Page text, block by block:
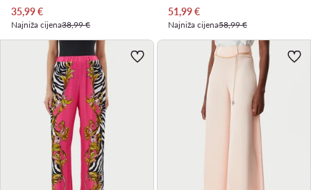
Trenutna cijena
35,99€
Najniža cijena38,99 €
Trenutna cijena
51,99€
Najniža cijena58,99 €